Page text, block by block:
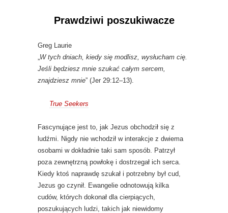
Prawdziwi poszukiwacze
Greg Laurie
„W tych dniach, kiedy się modlisz, wysłucham cię.
Jeśli będziesz mnie szukać całym sercem,
znajdziesz mnie” (Jer 29:12–13).
True Seekers
Fascynujące jest to, jak Jezus obchodził się z
ludźmi. Nigdy nie wchodził w interakcje z dwiema
osobami w dokładnie taki sam sposób. Patrzył
poza zewnętrzną powłokę i dostrzegał ich serca.
Kiedy ktoś naprawdę szukał i potrzebny był cud,
Jezus go czynił. Ewangelie odnotowują kilka
cudów, których dokonał dla cierpiących,
poszukujących ludzi, takich jak niewidomy